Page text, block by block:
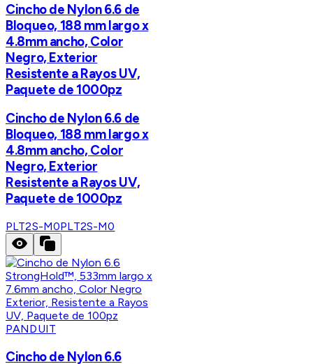
Cincho de Nylon 6.6 de
Bloqueo, 188 mm largo x
4.8mm ancho, Color
Negro, Exterior
Resistente a Rayos UV,
Paquete de 1000pz
Cincho de Nylon 6.6 de
Bloqueo, 188 mm largo x
4.8mm ancho, Color
Negro, Exterior
Resistente a Rayos UV,
Paquete de 1000pz
PLT2S-M0PLT2S-M0
PANDUIT
Cincho de Nylon 6.6